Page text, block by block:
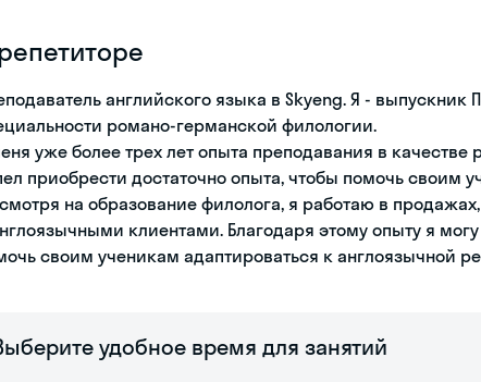
английского языка в Skyeng. Я - выпускник
романо-германской филологии.
уже более трех лет опыта преподавания в качестве
приобрести достаточно опыта, чтобы помочь своим
на образование филолога, я работаю в
клиентами. Благодаря этому опыту я
своим ученикам адаптироваться к англоязычной
удобное время для занятий